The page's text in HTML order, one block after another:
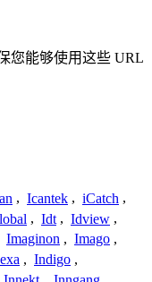
您能够使用这些 URL
, Icantek , iCatch ,
, Idt , Idview ,
Imaginon , Imago ,
, Indigo ,